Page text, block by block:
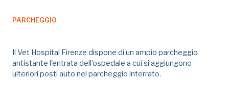
PARCHEGGIO
Il Vet Hospital Firenze dispone di un ampio parcheggio
antistante l'entrata dell'ospedale a cui si aggiungono
ulteriori posti auto nel parcheggio interrato.